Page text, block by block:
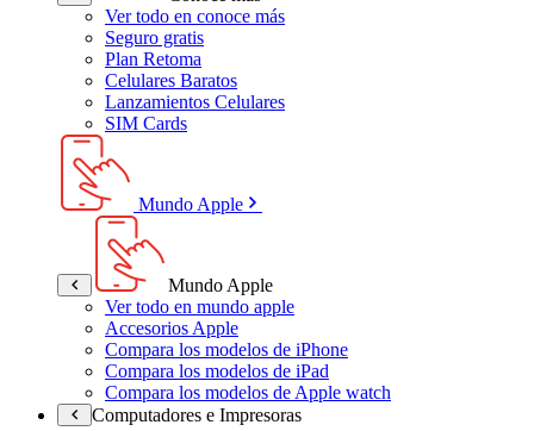
Ver todo en conoce más
Seguro gratis
Plan Retoma
Celulares Baratos
Lanzamientos Celulares
SIM Cards
Mundo Apple
Mundo Apple
Ver todo en mundo apple
Accesorios Apple
Compara los modelos de iPhone
Compara los modelos de iPad
Compara los modelos de Apple watch
Computadores e Impresoras